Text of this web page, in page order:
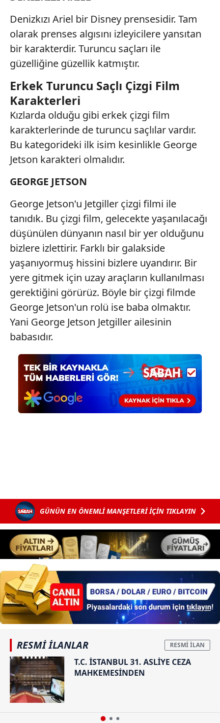
Denizkızı Ariel bir Disney prensesidir. Tam
olarak prenses algısını izleyicilere yansıtan
bir karakterdir. Turuncu saçları ile
güzelliğine güzellik katmıştır.
Erkek Turuncu Saçlı Çizgi Film
Karakterleri
Kızlarda olduğu gibi erkek çizgi film
karakterlerinde de turuncu saçlılar vardır.
Bu kategorideki ilk isim kesinlikle George
Jetson karakteri olmalıdır.
GEORGE JETSON
George Jetson'u Jetgiller çizgi filmi ile
tanıdık. Bu çizgi film, gelecekte yaşanılacağı
düşünülen dünyanın nasıl bir yer olduğunu
bizlere izlettirir. Farklı bir galakside
yaşanıyormuş hissini bizlere uyandırır. Bir
yere gitmek için uzay araçların kullanılması
gerektiğini görürüz. Böyle bir çizgi filmde
George Jetson'un rolü ise baba olmaktır.
Yani George Jetson Jetgiller ailesinin
babasıdır.
GÜNÜN EN ÖNEMLİ MANŞETLERİ İÇİN TIKLAYIN
RESMİ İLANLAR
T.C. İSTANBUL 31. ASLİYE CEZA
MAHKEMESİNDEN